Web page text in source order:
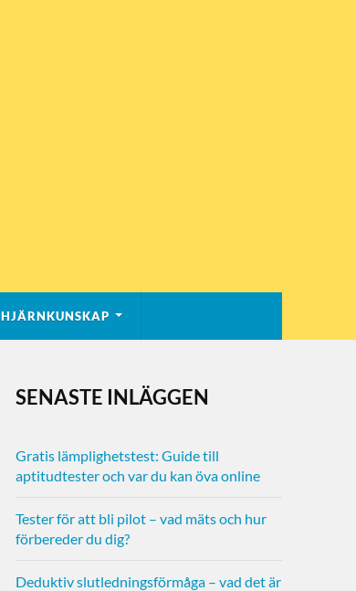
HJÄRNKUNSKAP
SENASTE INLÄGGEN
Gratis lämplighetstest: Guide till
aptitudtester och var du kan öva online
Tester för att bli pilot – vad mäts och hur
förbereder du dig?
Deduktiv slutledningsförmåga – vad det är